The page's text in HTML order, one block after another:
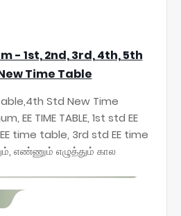
- 1st, 2nd, 3rd, 4th, 5th
Time Table
Std New Time
EE TIME TABLE, 1st std EE
time table, 3rd std EE time
எண்ணும் எழுத்தும் கால